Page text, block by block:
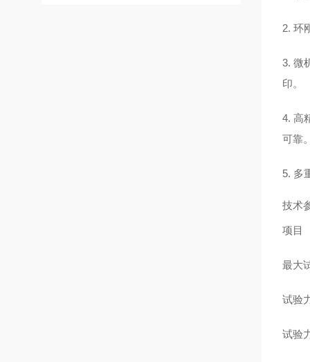
2. 环
3. 微
印。
4. 高
可靠
5. 多
技术
项目
最大
试验
试验